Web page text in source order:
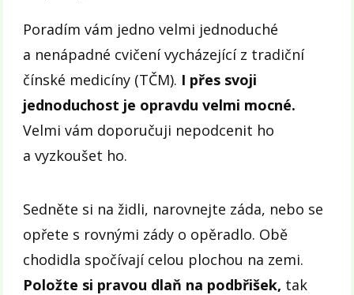
Poradím vám jedno velmi jednoduché
a nenápadné cvičení vycházející z tradiční
čínské medicíny (TČM). I přes svoji
jednoduchost je opravdu velmi mocné.
Velmi vám doporučuji nepodcenit ho
a vyzkoušet ho.
Sedněte si na židli, narovnejte záda, nebo se
opřete s rovnými zády o opěradlo. Obě
chodidla spočívají celou plochou na zemi.
Položte si pravou dlaň na podbřišek, tak